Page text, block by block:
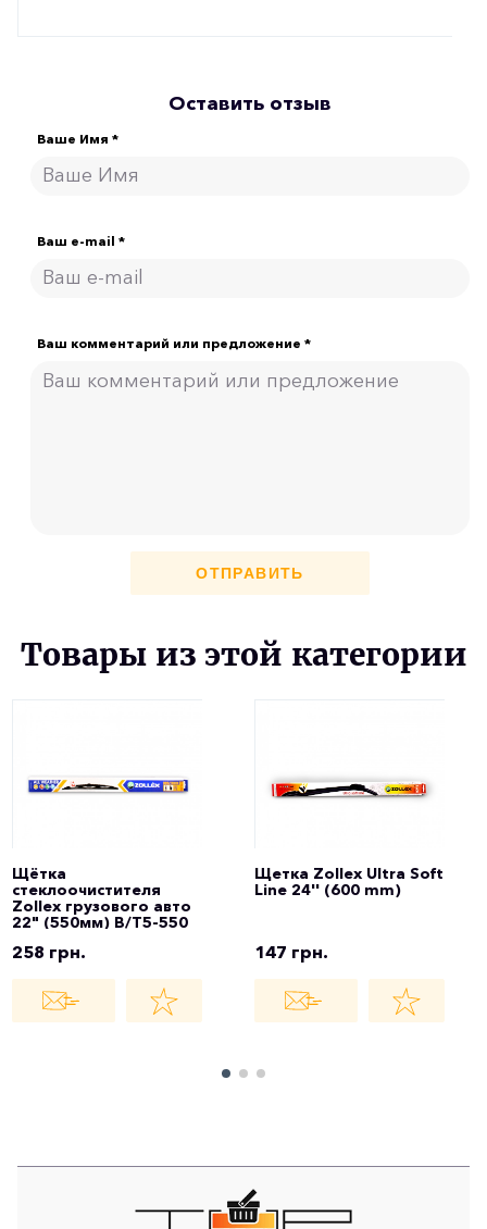
Оставить отзыв
Ваше Имя *
Ваш e-mail *
Ваш комментарий или предложение *
ОТПРАВИТЬ
Товары из этой категории
Щётка
стеклоочистителя
Zollex грузового авто
22" (550мм) B/T5-550
258 грн.
Щетка Zollex Ultra Soft
Line 24'' (600 mm)
147 грн.